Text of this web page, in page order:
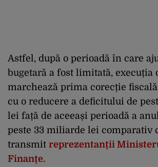
Astfel, după o perioadă în care
bugetară a fost limitată, execuția
marchează prima corecție
cu o reducere a deficitului de
lei față de aceeași perioadă a
peste 33 miliarde lei comparativ
transmit reprezentanții
Finanțe.